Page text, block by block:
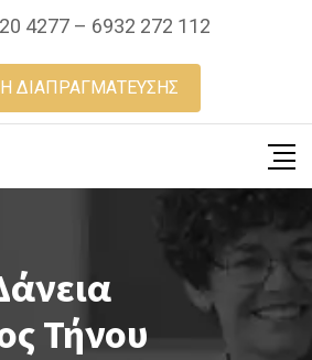
4277 – 6932 272 112
ΔΙΑΠΡΑΓΜΑΤΕΥΣΗΣ
Τήνου